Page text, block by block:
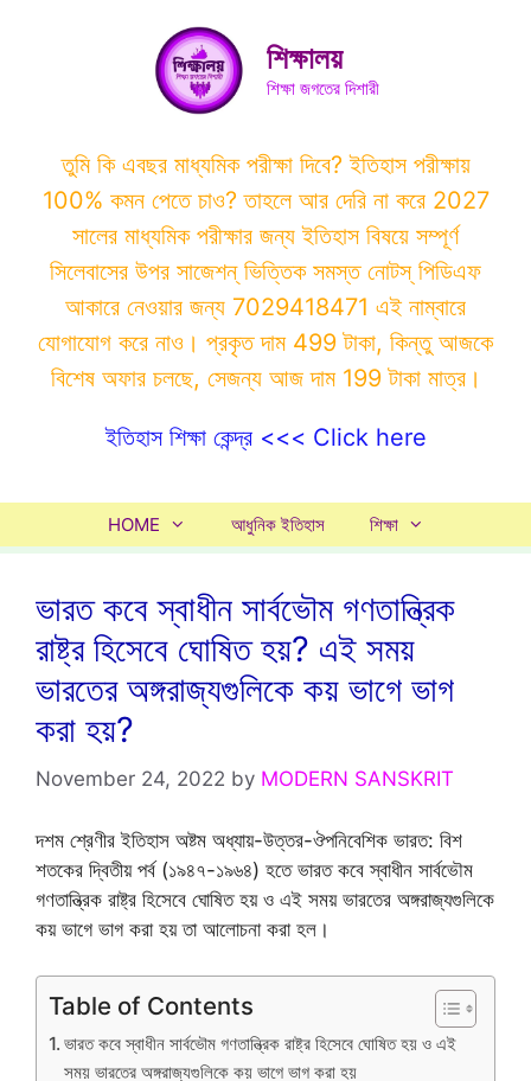
শিক্ষালয়
শিক্ষা জগতের দিশারী
তুমি কি এবছর মাধ্যমিক পরীক্ষা দিবে? ইতিহাস পরীক্ষায়
100% কমন পেতে চাও? তাহলে আর দেরি না করে 2027
সালের মাধ্যমিক পরীক্ষার জন্য ইতিহাস বিষয়ে সম্পূর্ণ
সিলেবাসের উপর সাজেশন্ ভিত্তিক সমস্ত নোটস্ পিডিএফ
আকারে নেওয়ার জন্য 7029418471 এই নাম্বারে
যোগাযোগ করে নাও। প্রকৃত দাম 499 টাকা, কিন্তু আজকে
বিশেষ অফার চলছে, সেজন্য আজ দাম 199 টাকা মাত্র।
ইতিহাস শিক্ষা কেন্দ্র <<< Click here
HOME আধুনিক ইতিহাস শিক্ষা
ভারত কবে স্বাধীন সার্বভৌম গণতান্ত্রিক
রাষ্ট্র হিসেবে ঘোষিত হয়? এই সময়
ভারতের অঙ্গরাজ্যগুলিকে কয় ভাগে ভাগ
করা হয়?
November 24, 2022 by MODERN SANSKRIT
দশম শ্রেণীর ইতিহাস অষ্টম অধ্যায়-উত্তর-ঔপনিবেশিক ভারত: বিশ
শতকের দ্বিতীয় পর্ব (১৯৪৭-১৯৬৪) হতে ভারত কবে স্বাধীন সার্বভৌম
গণতান্ত্রিক রাষ্ট্র হিসেবে ঘোষিত হয় ও এই সময় ভারতের অঙ্গরাজ্যগুলিকে
কয় ভাগে ভাগ করা হয় তা আলোচনা করা হল।
Table of Contents
ভারত কবে স্বাধীন সার্বভৌম গণতান্ত্রিক রাষ্ট্র হিসেবে ঘোষিত হয় ও এই
সময় ভারতের অঙ্গরাজ্যগুলিকে কয় ভাগে ভাগ করা হয়